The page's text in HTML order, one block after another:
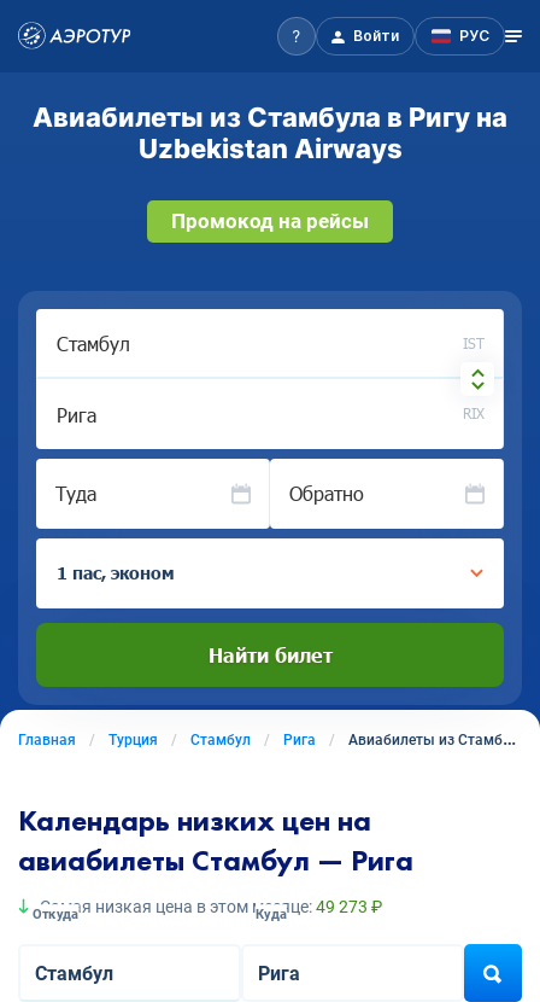
Войти РУС
Авиабилеты из Стамбула в Ригу на
Uzbekistan Airways
Промокод на рейсы
IST
RIX
Туда Обратно
1 пас, эконом
Найти билет
Главная Турция Стамбул Рига Авиабилеты из Стамбула в Ригу
Календарь низких цен на
авиабилеты Стамбул — Рига
Самая низкая цена в этом месяце:49 273 ₽
Откуда Куда